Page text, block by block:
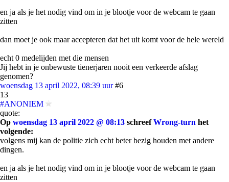
en ja als je het nodig vind om in je blootje voor de webcam te gaan
zitten
dan moet je ook maar accepteren dat het uit komt voor de hele wereld
echt 0 medelijden met die mensen
Jij hebt in je onbewuste tienerjaren nooit een verkeerde afslag
genomen?
woensdag 13 april 2022, 08:39 uur #6
13
#ANONIEM
quote:
Op woensdag 13 april 2022 @ 08:13 schreefWrong-turn het
volgende:
volgens mij kan de politie zich echt beter bezig houden met andere
dingen.
en ja als je het nodig vind om in je blootje voor de webcam te gaan
zitten